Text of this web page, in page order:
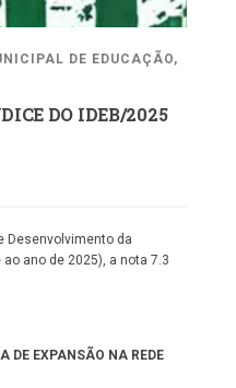
DE EDUCAÇÃO,
DO IDEB/2025
Desenvolvimento da
ano de 2025), a nota 7.3
DE EXPANSÃO NA REDE